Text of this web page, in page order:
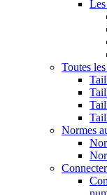
Toutes
Normes